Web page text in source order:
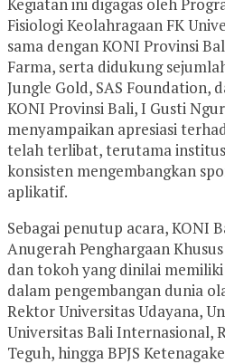
Fisiologi Keolahragaan FK
sama dengan KONI Provinsi
Farma, serta didukung
Jungle Gold, SAS Foundation,
KONI Provinsi Bali, I Gusti
menyampaikan apresiasi
telah terlibat, terutama
konsisten mengembangkan
aplikatif.
Sebagai penutup acara, KONI
Anugerah Penghargaan
dan tokoh yang dinilai
dalam pengembangan dunia
Rektor Universitas Udayana,
Universitas Bali Internasional,
Teguh, hingga BPJS